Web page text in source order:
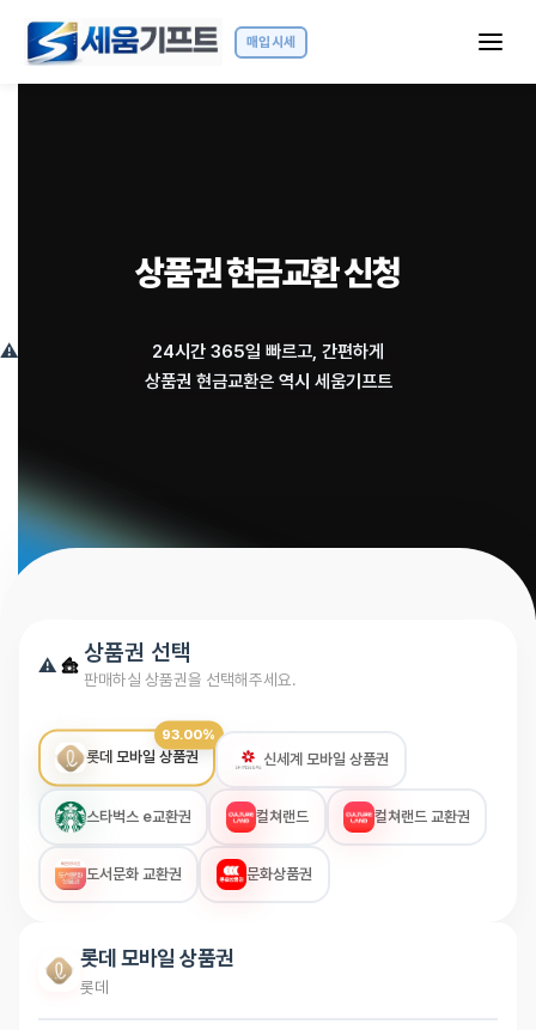
매입시세
상품권 현금교환 신청
24시간 365일 빠르고, 간편하게
상품권 현금교환은 역시 세움기프트
상품권 선택
판매하실 상품권을 선택해주세요.
93.00%
롯데 모바일 상품권 신세계 모바일 상품권
스타벅스 e교환권 컬쳐랜드 컬쳐랜드 교환권
도서문화 교환권 문화상품권
롯데 모바일 상품권
롯데